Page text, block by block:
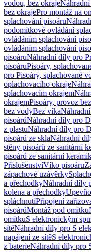
vodou, bez okrajeNáhradní
bez okrajePro montáž na
splachování pisoáru
podomítkové ovládání
ovládáním splachování
ovládáním splachování
pisoáruNáhradní díly pro
pisoáruPisoáry,
pro Pisoáry, splachované
oplachovacího okraje
splachovacím okrajem
okrajemPisoáry, provoz
bez vodyBez víka
pisoárůNáhradní díly pro
z plastuNáhradní díly pro
pisoárů ze sklaNáhradní
stěny pisoárů ze sanitární
pisoárů ze sanitární
PříslušenstvíVíko pisoáru
zápachové uzávěrky
a přechodkyNáhradní díly
kolena a přechodky
spláchnutíPřipojení
pisoárůMontáž pod omítku
omítkuS elektronickým
sítěNáhradní díly pro S
napájení ze sítěS
z baterieNáhradní díly pro